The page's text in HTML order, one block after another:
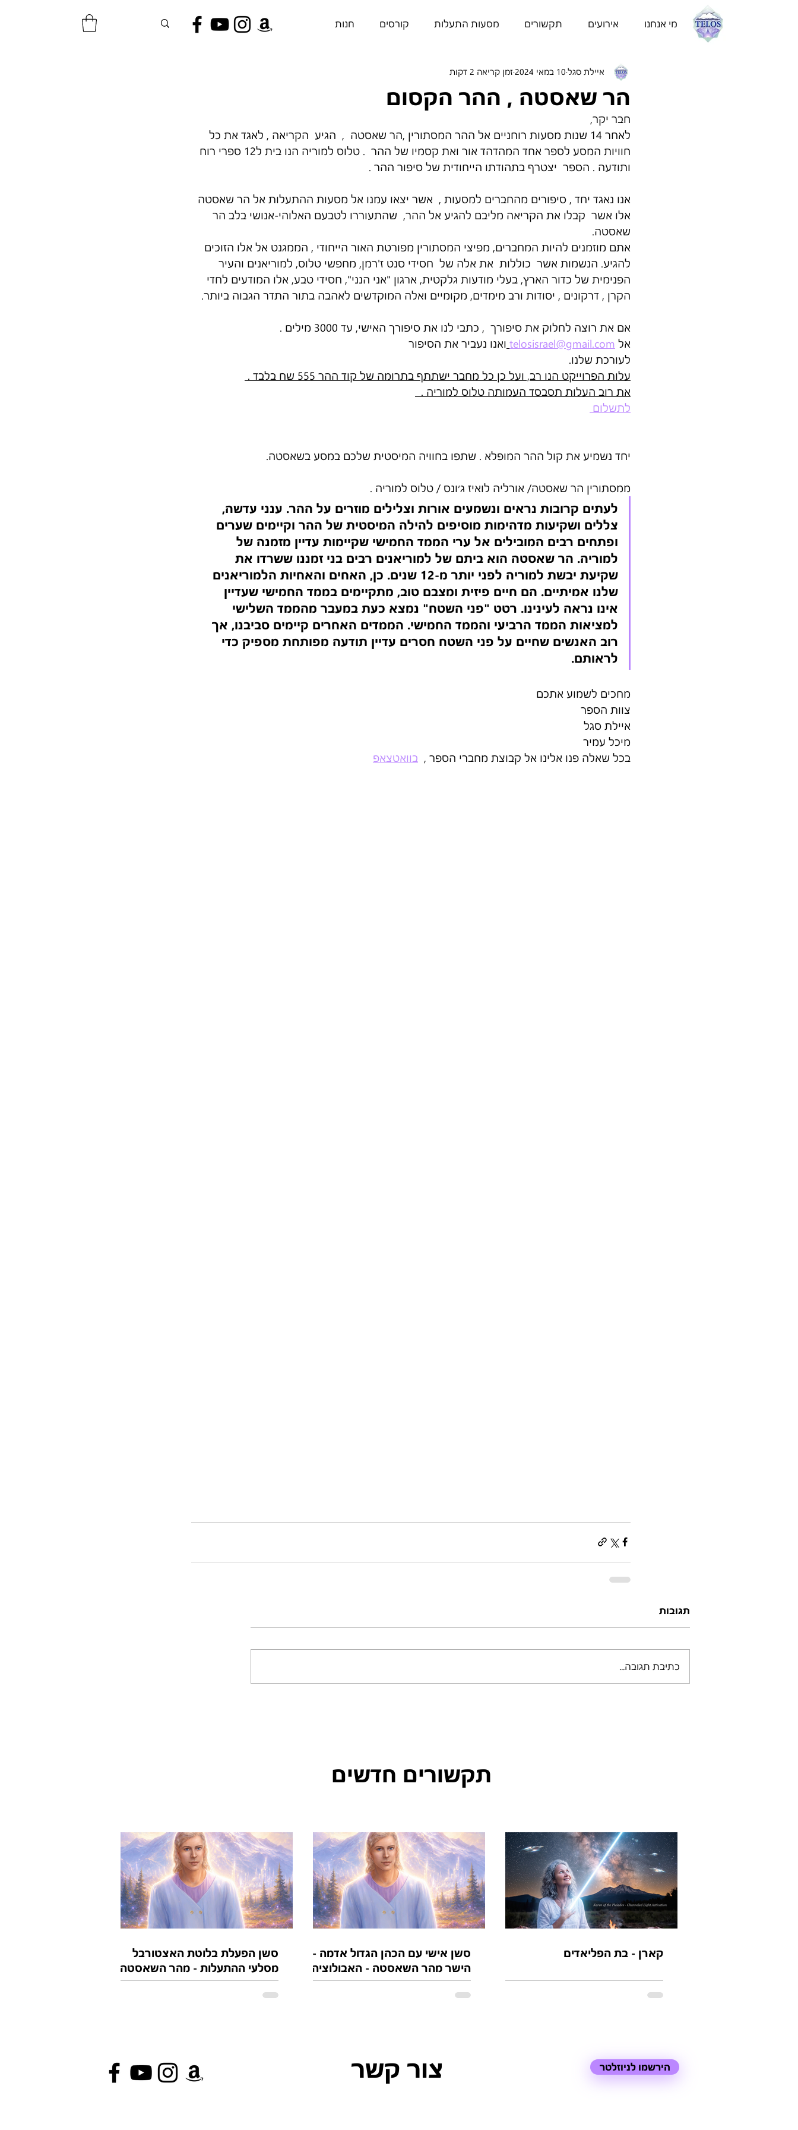
מי אנחנו אירועים תקשורים מסעות התעלות קורסים חנות
הר שאסטה , ההר הקסום
איילת סגל 10 במאי 2024 זמן קריאה 2 דקות
חבר יקר,
לאחר 14 שנות מסעות רוחניים אל ההר המסתורין ,הר שאסטה  ,  הגיע  הקריאה , לאגד את כל
חוויות המסע לספר אחד המהדהד אור ואת קסמיו של ההר  . טלוס למוריה הנו בית ל12 ספרי רוח
ותודעה . הספר  יצטרף בתהודתו הייחודית של סיפור ההר .
אנו נאגד יחד , סיפורים מהחברים למסעות ,  אשר יצאו עמנו אל מסעות ההתעלות אל הר שאסטה
אלו אשר  קבלו את הקריאה מליבם להגיע אל ההר,  שהתעוררו לטבעם האלוהי-אנושי בלב הר
שאסטה.
אתם מוזמנים להיות המחברים, מפיצי המסתורין מפורטת האור הייחודי , הממגנט אל אלו הזוכים
להגיע. הנשמות אשר  כוללות  את אלה של  חסידי סנט ז'רמן, מחפשי טלוס, למוריאנים והעיר
הפנימית של כדור הארץ, בעלי מודעות גלקטית, ארגון "אני הנני", חסידי טבע, אלו המודעים לחדי
הקרן , דרקונים , יסודות ורב מימדים, מקומיים ואלה המוקדשים לאהבה בתור התדר הגבוה ביותר.
אם את רוצה לחלוק את סיפורך  , כתבי לנו את סיפורך האישי, עד 3000 מילים .
אל telosisrael@gmail.com ואנו נעביר את הסיפור
לעורכת שלנו.
עלות הפרוייקט הנו רב, ועל כן כל מחבר ישתתף בתרומה של קוד ההר 555 שח בלבד .
את רוב העלות תסבסד העמותה טלוס למוריה .
לתשלום
יחד נשמיע את קול ההר המופלא . שתפו בחוויה המיסטית שלכם במסע בשאסטה.
ממסתורין הר שאסטה/ אורליה לואיז ג׳ונס / טלוס למוריה .
לעתים קרובות נראים ונשמעים אורות וצלילים מוזרים על ההר. ענני עדשה,
צללים ושקיעות מדהימות מוסיפים להילה המיסטית של ההר וקיימים שערים
ופתחים רבים המובילים אל ערי הממד החמישי שקיימות עדיין מזמנה של
למוריה. הר שאסטה הוא ביתם של למוריאנים רבים בני זמננו ששרדו את
שקיעת יבשת למוריה לפני יותר מ-12 שנים. כן, האחים והאחיות הלמוריאנים
שלנו אמיתיים. הם חיים פיזית ומצבם טוב, מתקיימים בממד החמישי שעדיין
אינו נראה לעינינו. רטט "פני השטח" נמצא כעת במעבר מהממד השלישי
למציאות הממד הרביעי והממד החמישי. הממדים האחרים קיימים סביבנו, אך
רוב האנשים שחיים על פני השטח חסרים עדיין תודעה מפותחת מספיק כדי
לראותם.
מחכים לשמוע אתכם
צוות הספר
איילת סגל
מיכל עמיר
בכל שאלה פנו אלינו אל קבוצת מחברי הספר , בוואטצאפ
תגובות
כתיבת תגובה...
תקשורים חדשים
קארן - בת הפליאדים
סשן אישי עם הכהן הגדול אדמה -
הישר מהר השאסטה - האבולוציה
האנושית הרוחנית
סשן הפעלת בלוטת האצטורבל
מסלעי ההתעלות - מהר השאסטה-
קבוצת ״בריאה קוסמית ״
צור קשר הירשמו לניוזלטר